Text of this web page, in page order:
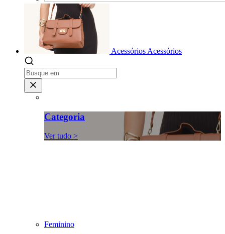
Acessórios Acessórios
Categoria
Ver tudo >
Feminino